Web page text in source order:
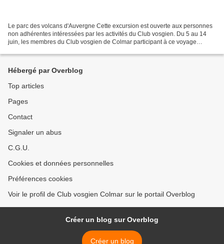
Le parc des volcans d'Auvergne Cette excursion est ouverte aux personnes
non adhérentes intéressées par les activités du Club vosgien. Du 5 au 14
juin, les membres du Club vosgien de Colmar participant à ce voyage
Hébergé par Overblog
Top articles
Pages
Contact
Signaler un abus
C.G.U.
Cookies et données personnelles
Préférences cookies
Voir le profil de Club vosgien Colmar sur le portail Overblog
Créer un blog sur Overblog
Créer un blog